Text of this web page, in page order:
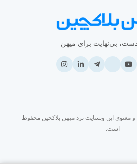
بی‌نهایت برای میهن
و معنوی این وبسایت نزد میهن بلاکچین محفوظ
است.